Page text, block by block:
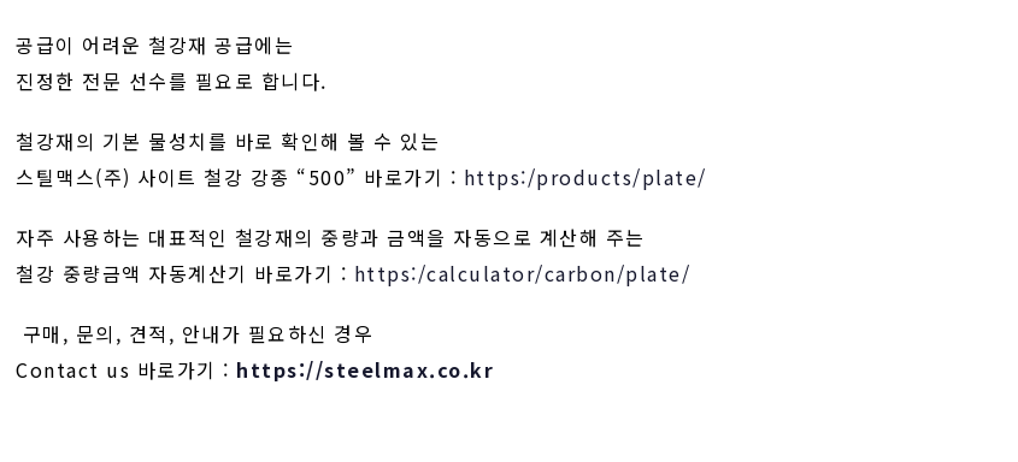
공급이 어려운 철강재 공급에는
진정한 전문 선수를 필요로 합니다.
철강재의 기본 물성치를 바로 확인해 볼 수 있는
스틸맥스(주) 사이트 철강 강종 “500” 바로가기 : https:/products/plate/
자주 사용하는 대표적인 철강재의 중량과 금액을 자동으로 계산해 주는
철강 중량금액 자동계산기 바로가기 : https:/calculator/carbon/plate/
구매, 문의, 견적, 안내가 필요하신 경우
Contact us 바로가기 : https://steelmax.co.kr